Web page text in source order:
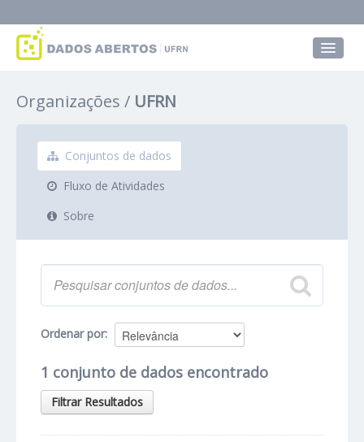
Grupos
Sobre
Organizações UFRN
Conjuntos de dados
Fluxo de Atividades
Sobre
Ordenar por
1 conjunto de dados encontrado
Filtrar Resultados